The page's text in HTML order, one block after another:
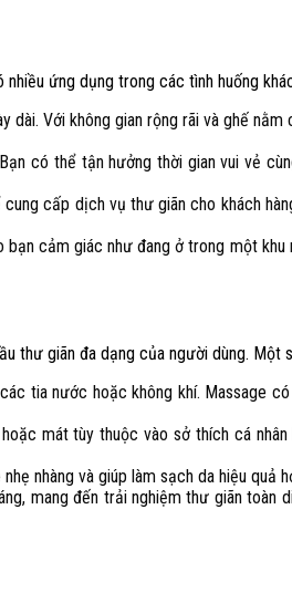
ứng dụng trong các tình huống
Với không gian rộng rãi và ghế
có thể tận hưởng thời gian vui vẻ
cấp dịch vụ thư giãn cho khách
cảm giác như đang ở trong một
thư giãn đa dạng của người dùng. Một
tia nước hoặc không khí. Massage
mát tùy thuộc vào sở thích cá
nhàng và giúp làm sạch da hiệu quả
mang đến trải nghiệm thư giãn toàn